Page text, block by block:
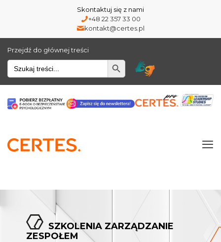
Skontaktuj się z nami
+48 22 357 33 00
kontakt@certes.pl
Przejdź do głównej treści
Wyszukiwarka
SZKOLENIA ZARZĄDZANIE
ZESPOŁEM